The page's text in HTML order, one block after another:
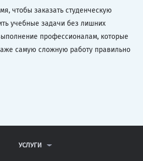
чтобы заказать студенческую
учебные задачи без лишних
профессионалам, которые
самую сложную работу правильно
УСЛУГИ